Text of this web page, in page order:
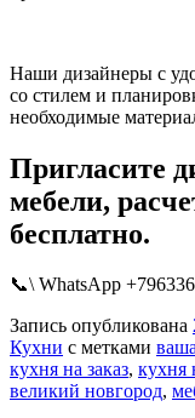
Наши дизайнеры с
со стилем и
необходимые
Пригласите
мебели,
бесплатно.
📞\ WhatsApp
Запись опубликована
Кухни с метками
кухня на заказ, кухня
великий новгород,